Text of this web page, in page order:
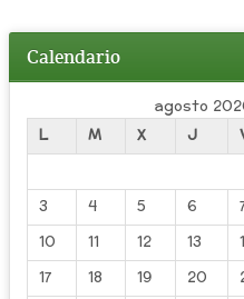
Calendario
agosto
L
M X J
3
4 5 6
10
11 12 13
17
18 19 20